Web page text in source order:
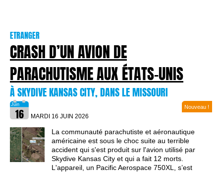
ETRANGER
CRASH D’UN AVION DE
PARACHUTISME AUX ÉTATS-UNIS
À SKYDIVE KANSAS CITY, DANS LE MISSOURI
MARDI 16 JUIN 2026
Nouveau !
La communauté parachutiste et aéronautique
américaine est sous le choc suite au terrible
accident qui s'est produit sur l'avion utilisé par
Skydive Kansas City et qui a fait 12 morts.
L'appareil, un Pacific Aerospace 750XL, s’est